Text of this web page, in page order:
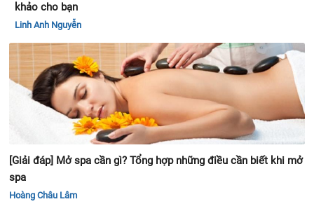
khảo cho bạn
Linh Anh Nguyễn
[Giải đáp] Mở spa cần gì? Tổng hợp những điều cần biết khi mở
spa
Hoàng Châu Lâm